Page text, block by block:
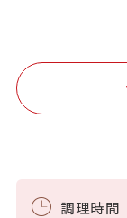
調理時間